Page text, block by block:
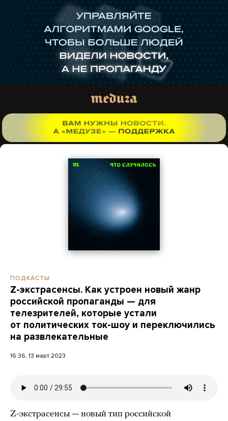
ПОДКАСТЫ
Z-экстрасенсы. Как устроен новый жанр
российской пропаганды — для
телезрителей, которые устали
от политических ток-шоу и переключились
на развлекательные
16:36, 13 март 2023
Z-экстрасенсы — новый тип российской